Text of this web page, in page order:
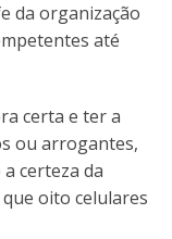
da organização
até
certa e ter a
ou arrogantes,
certeza da
oito celulares